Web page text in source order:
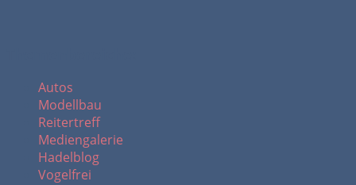
Autos
Modellbau
Reitertreff
Mediengalerie
Hadelblog
Vogelfrei